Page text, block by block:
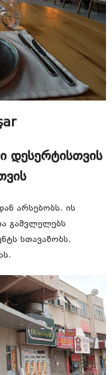
დესერტისთვის
არსებობს. ის
გამვლელებს
სთავაზობს.